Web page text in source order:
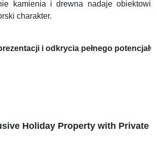
kamienia i drewna nadaje obiektowi
charakter.
i odkrycia pełnego
Holiday Property with Private